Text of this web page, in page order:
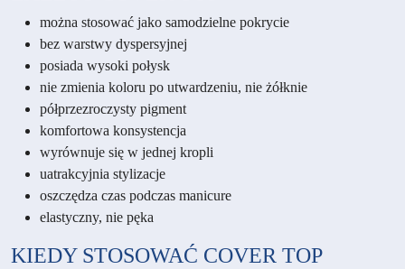
można stosować jako samodzielne pokrycie
bez warstwy dyspersyjnej
posiada wysoki połysk
nie zmienia koloru po utwardzeniu, nie żółknie
półprzezroczysty pigment
komfortowa konsystencja
wyrównuje się w jednej kropli
uatrakcyjnia stylizacje
oszczędza czas podczas manicure
elastyczny, nie pęka
KIEDY STOSOWAĆ COVER TOP